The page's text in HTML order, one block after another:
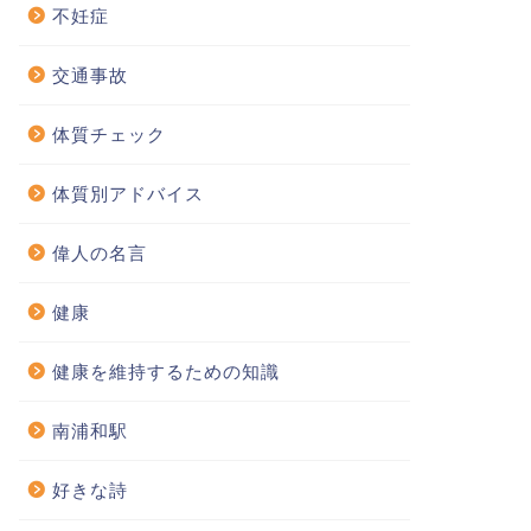
不妊症
交通事故
体質チェック
体質別アドバイス
偉人の名言
健康
健康を維持するための知識
南浦和駅
好きな詩